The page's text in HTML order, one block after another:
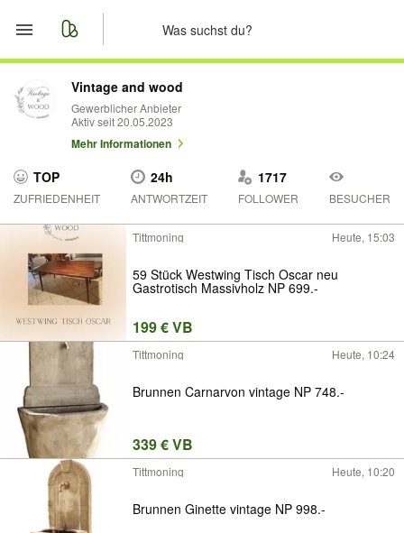
Start
Merkliste
Nachrichten
Vintage and wood
Gewerblicher Anbieter
Aktiv seit 20.05.2023
Mehr Informationen
TOP
ZUFRIEDENHEIT
24h
ANTWORTZEIT
1717
FOLLOWER BESUCHER
Tittmoning Heute, 15:03
59 Stück Westwing Tisch Oscar neu
Gastrotisch Massivholz NP 699.-
199 € VB
Tittmoning Heute, 10:24
Brunnen Carnarvon vintage NP 748.-
339 € VB
Tittmoning Heute, 10:20
Brunnen Ginette vintage NP 998.-